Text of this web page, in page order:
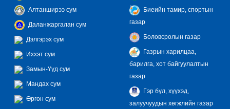
Алтанширээ сум
Даланжаргалан сум
Дэлгэрэх сум
Иххэт сум
Замын-Үүд сум
Мандах сум
Өргөн сум
Биеийн тамир, спортын
газар
Боловсролын газар
Газрын харилцаа,
барилга, хот байгуулалтын
газар
Гэр бүл, хүүхэд,
залуучуудын хөгжлийн газар